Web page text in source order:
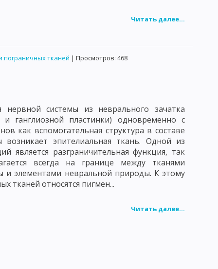
БОТУЛИЗМА
КЛЕЩЕВОГО ВОЗРАТНОГО ТИФА
КЛЕЩЕВОГО РИККЕТСИОЗА
ВИРУС НАТУРАЛЬНОЙ ОСПЫ
АДЕНОВИРИДЕ
Читать далее...
пограничных тканей | Просмотров: 468
нервной системы из неврального зачатка
ганглиозной пластинки) одновременно с
как вспомогательная структура в составе
возникает эпителиальная ткань. Одной из
является разграничительная функция, так
всегда на границе между тканями
и элементами невральной природы. К этому
тканей относятся пигмен...
Читать далее...